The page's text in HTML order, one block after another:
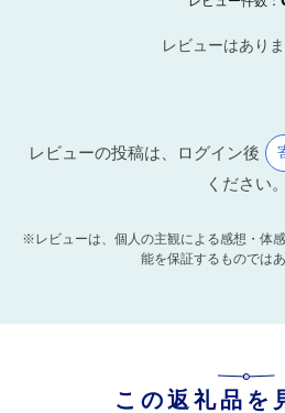
レビューはありま
レビューの投稿は、ログイン後
ください。
※レビューは、個人の主観による感想・体
能を保証するものではあ
この返礼品を